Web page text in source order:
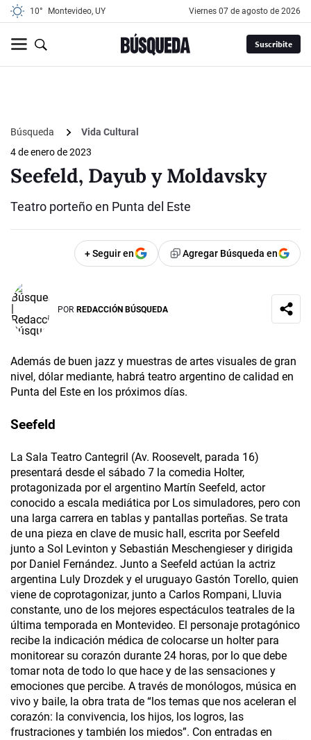
10° Montevideo, UY viernes 07 de agosto de 2026
Suscribite
Búsqueda
Vida Cultural
4 de enero de 2023
Seefeld, Dayub y Moldavsky
Teatro porteño en Punta del Este
+ Seguir en Agregar Búsqueda en
POR REDACCIÓN BÚSQUEDA
Además de buen jazz y muestras de artes visuales de gran
nivel, dólar mediante, habrá teatro argentino de calidad en
Punta del Este en los próximos días.
Seefeld
La Sala Teatro Cantegril (Av. Roosevelt, parada 16)
presentará desde el sábado 7 la comedia Holter,
protagonizada por el argentino Martín Seefeld, actor
conocido a escala mediática por Los simuladores, pero con
una larga carrera en tablas y pantallas porteñas. Se trata
de una pieza en clave de music hall, escrita por Seefeld
junto a Sol Levinton y Sebastián Meschengieser y dirigida
por Daniel Fernández. Junto a Seefeld actúan la actriz
argentina Luly Drozdek y el uruguayo Gastón Torello, quien
viene de coprotagonizar, junto a Carlos Rompani, Lluvia
constante, uno de los mejores espectáculos teatrales de la
última temporada en Montevideo. El personaje protagónico
recibe la indicación médica de colocarse un holter para
monitorear su corazón durante 24 horas, por lo que debe
tomar nota de todo lo que hace y de las sensaciones y
emociones que percibe. A través de monólogos, música en
vivo y baile, la obra trata de “los temas que nos aceleran el
corazón: la convivencia, los hijos, los logros, las
frustraciones y también los miedos”. Con entradas en